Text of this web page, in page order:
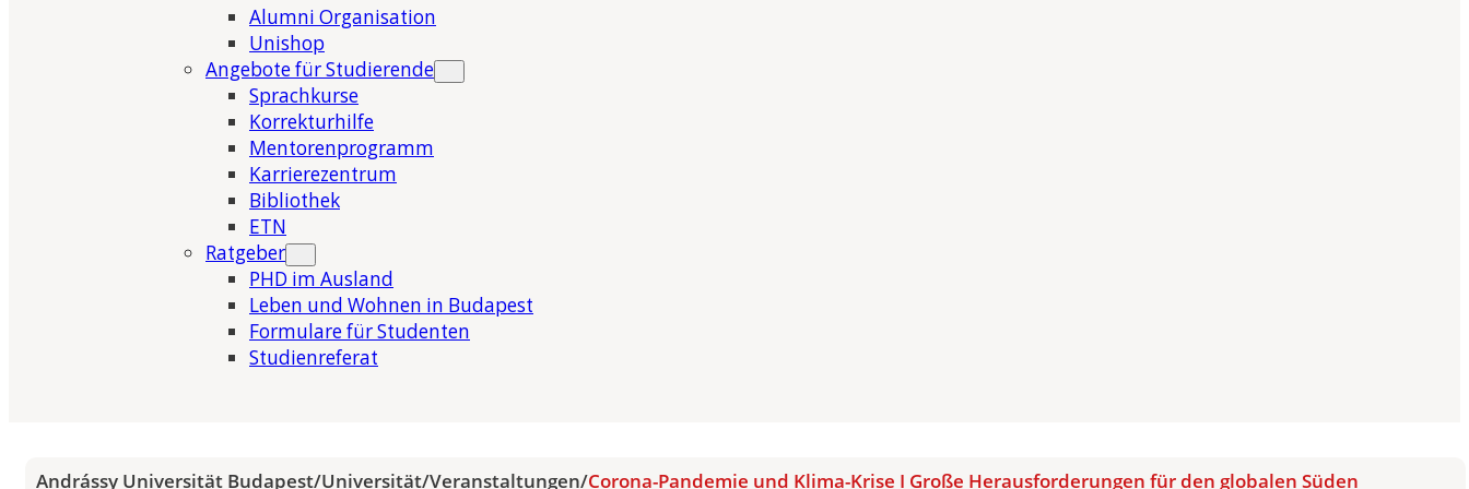
Alumni Organisation
Unishop
Angebote für Studierende
Sprachkurse
Korrekturhilfe
Mentorenprogramm
Karrierezentrum
Bibliothek
ETN
Ratgeber
PHD im Ausland
Leben und Wohnen in Budapest
Formulare für Studenten
Studienreferat
Andrássy Universität Budapest/Universität/Veranstaltungen/Corona-Pandemie und Klima-Krise I Große Herausforderungen für den globalen Süden